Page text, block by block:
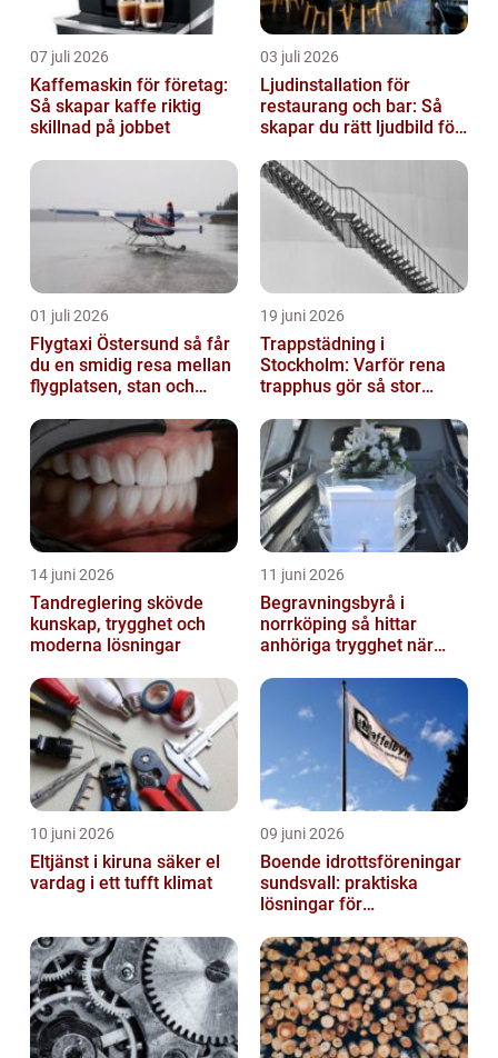
07 juli 2026
Kaffemaskin för företag:
Så skapar kaffe riktig
skillnad på jobbet
03 juli 2026
Ljudinstallation för
restaurang och bar: Så
skapar du rätt ljudbild för
01 juli 2026
Flygtaxi Östersund så får
du en smidig resa mellan
flygplatsen, stan och
19 juni 2026
Trappstädning i
Stockholm: Varför rena
trapphus gör så stor
14 juni 2026
Tandreglering skövde
kunskap, trygghet och
moderna lösningar
11 juni 2026
Begravningsbyrå i
norrköping så hittar
anhöriga trygghet när
10 juni 2026
Eltjänst i kiruna säker el
vardag i ett tufft klimat
09 juni 2026
Boende idrottsföreningar
sundsvall: praktiska
lösningar för
cuphelger